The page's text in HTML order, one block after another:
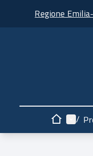
Regione
HomeMenù
/